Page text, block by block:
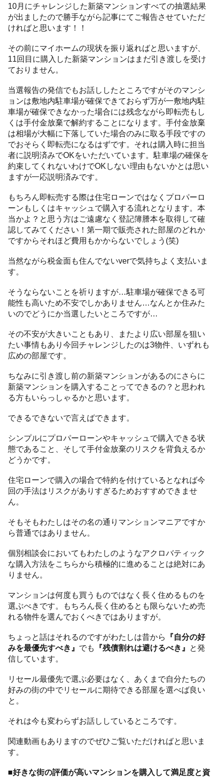
10月にチャレンジした新築マンションすべての抽選結果
が出ましたので勝手ながら記事にてご報告させていただ
ければと思います！！
その前にマイホームの現状を振り返ればと思いますが、
11回目に購入した新築マンションはまだ引き渡しを受け
ておりません。
当選報告の発信でもお話ししたところですがそのマンシ
ョンは敷地内駐車場が確保できておらず万が一敷地内駐
車場が確保できなかった場合には残念ながら即転売もし
くは手付金放棄で解約することになります。手付金放棄
は相場が大幅に下落していた場合のみに取る手段ですの
でおそらく即転売になるはずです。それは購入時に担当
者に説明済みでOKをいただいています。駐車場の確保を
約束してくれないわけでOKしない理由もないかとは思い
ますが一応説明済みです。
もちろん即転売する際は住宅ローンではなくプロパーロ
ーンもしくはキャッシュで購入する流れとなります。本
当かよ？と思う方はご遠慮なく登記簿謄本を取得して確
認してみてください！第一期で販売された部屋のどれか
ですからそれほど費用もかからないでしょう(笑)
当然ながら税金面も住んでないverで気持ちよく支払いま
す。
そうならないことを祈りますが…駐車場が確保できる可
能性も高いため不安でしかありません…なんとか住みた
いのでどうにか当選したいところですが…
その不安が大きいこともあり、またより広い部屋を狙い
たい事情もあり今回チャレンジしたのは3物件、いずれも
広めの部屋です。
ちなみに引き渡し前の新築マンションがあるのにさらに
新築マンションを購入することってできるの？と思われ
る方もいらっしゃるかと思います。
できるできないで言えばできます。
シンプルにプロパーローンやキャッシュで購入できる状
態であること、そして手付金放棄のリスクを背負えるか
どうかです。
住宅ローンで購入の場合で特約を付けているとなれば今
回の手法はリスクがありすぎるためおすすめできませ
ん。
そもそもわたしはその名の通りマンションマニアですか
ら普通ではありません。
個別相談会においてもわたしのようなアクロバティック
な購入方法をこちらから積極的に進めることは絶対にあ
りません。
マンションは何度も買うものではなく長く住めるものを
選ぶべきです。もちろん長く住めるとも限らないため売
れる物件を選んでおくべきではありますが。
ちょっと話はそれるのですがわたしは昔から
『自分の好
みを最優先すべき』 でも 『残債割れは避けるべき』 と発
信しています。
リセール最優先で選ぶ必要はなく、あくまで自分たちの
好みの街の中でリセールに期待できる部屋を選べば良い
と。
それは今も変わらずお話ししているところです。
関連動画もありますのでぜひご覧いただければと思いま
す。
■好きな街の評価が高いマンションを購入して満足度と資